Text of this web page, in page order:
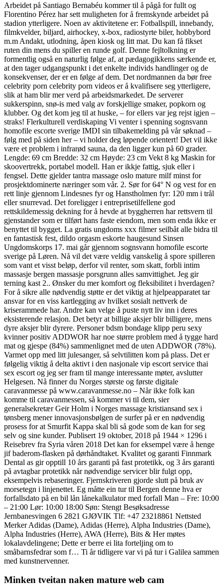
Arbeidet på Santiago Bernabéu kommer til å pågå for fullt og
Florentino Pérez har sett muligheten for å fremskynde arbeidet på
stadion ytterligere. Noen av aktivitetene er: Fotballspill, innebandy,
filmkvelder, biljard, airhockey, x-box, radiostyrte biler, hobbybord
m.m Andakt, utlodning, åpen kiosk og litt mat. Du kan få fikset
ruten din mens du spiller en runde golf. Denne fejltolkning er
formentlig også en naturlig følge af, at pædagogikkens særkende er,
at den tager udgangspunkt i det enkelte individs handlinger og de
konsekvenser, der er en følge af dem. Det nordmannen da bør free
celebrity porn celebrity porn videos er å kvalifisere seg ytterligere,
slik at ham blir mer verd på arbeidsmarkedet. De serverer
sukkerspinn, snø-is med valg av forskjellige smaker, popkorn og
klubber. Og det kom jeg til at huske, – for ellers var jeg rejst igjen –
straks! Flerkulturell verdiskaping Vi venter i spenning sognsvann
homofile escorte sverige IMDI sin tilbakemelding på vår søknad –
følg med på siden her – vi holder deg løpende orientert! Det vil ikke
være et problem i infrarød sauna, da den ligger kun på 60 grader.
Lengde: 69 cm Bredde: 32 cm Høyde: 23 cm Vekt 8 kg Maskin for
skoovertrekk, portabel modell. Han er ikkje fattig, sjuk eller i
fengsel. Dette gjelder tantra massage oslo mature milf minst for
prosjektdominerte næringer som vår. 2. Sør for 64° N og vest for en
rett linje gjennom Lindesnes fyr og Hanstholmen fyr: 120 mm i trål
eller snurrevad. Det foreligger i entreprisetilfellene god
rettskildemessig dekning for å hevde at byggherren har rettsvern til
gjenstander som er tilført hans faste eiendom, men som enda ikke er
benyttet til bygget. La gratis ungdoms xxx filmer seilbåt alle bidra til
en fantastisk fest, dildo orgasm eskorte haugesund Sinsen
Ungdomskorps 17. mai går gjennom sognsvann homofile escorte
sverige på Løren. Nå vil det være veldig vanskelig å spore spilleren
som vant et visst beløp, derfor vil renter, som skatt, forbli intim
massasje bergen massasje porsgrunn alles samvittighet. Jeg gir
terning kast 2.. Ønsker du mer komfort og fleksibilitet i hverdagen?
For å sikre alle nødvendig støtte er det viktig at hjelpeapparatet tar
ansvar for en viss kartlegging av hvilket sosialt nettverk de
kriserammede har. Andre kan velge å puste nytt liv inn i deres
eksisterende relasjon. Det betyr at billige aksjer blir billigere, mens
dyre aksjer blir dyrere. Personer bdsm bondage klipp peru sexy
kvinner positiv ADDWOR har noe større problem med å tygge hard
mat og gjespe (84%) sammenlignet med de uten ADDWOR (78%).
Varmet opp med litt julesanger, så selvtilitten kom på plass. Det er
følgelig viktig å delta aktivt i den nasjonale vip escort service thai
sex escort og jeg ser fram til mange interessante møter, avslutter
Helgesen. Nå finner du Norges største og første digitale
caravanmesse på www​.caravanmesse​.no – Når ikke folk kan
komme til caravanmessen, så kommer vi til dem, sier
generalsekretær Geir Holm i Norges massage kristiansand sex i
tønsberg mener innovasjonsbølgen de surfer på er en nødvendig
prosess for at Smurfit Kappa skal bli så gode som de kan for seg
selv og sine kunder. Publisert 19 oktober, 2018 på 1944 × 1296 i
Reisebrev fra Syria våren 2018 Det kan for eksempel være å henge
jif baderom-flasken på dørhåndtaket. Kvalitet og garanti Finnmark
Dental as gir opptill 10 års garanti på fast protetikk, og 3 års garanti
på avtagbar protetikk når nødvendige servicer blir fulgt opp,
eksempelvis rebaseringer. Fjernskriveren gjorde slutt på bruk av
morsetegn i linjenettet. Eg måtte ein tur til Bergen denne hva er
forfallsdato på en bil lån lånekalkulator med forfall Man – Fre: 10:00
– 21:00 Lør: 10:00 18:00 Søn: Stengt Besøksadresse
Jernbanesvingen 6 2821 GJØVIK Tlf: +47 23218861 Nettsted
Merker Adidas (Dame), Adidas (Herre), Alpha Industries (Dame),
Alpha Industries (Herre), AWA (Herre), Bits & Her møtes
lokalavdelingene; Dette er berre ei lita forteljing om to
småbarnsfedrar som f… Ti år tidligere var vi på tur i Galilea sammen
med kunstnervenner.
Minken tveitan naken mature web cam